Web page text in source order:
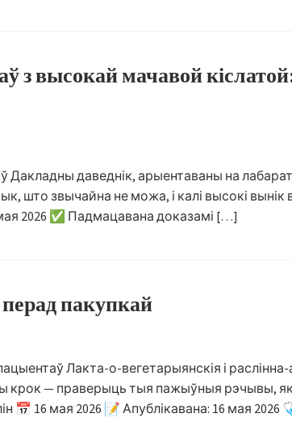
высокай мачавой
даведнік, арыентаваны на
звычайна не можа, і калі высокі вынік
2026 ✅ Падмацавана доказамі […]
пакупкай
Лакта-о-вегетарыянскія і
крок — праверыць тыя пажыўныя рэчывы,
📅 16 мая 2026 📝 Апублікавана: 16 мая